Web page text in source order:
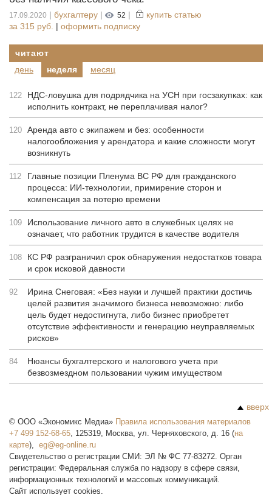
17.09.2020 | бухгалтеру | 52 |
купить статью
за 315 руб. | оформить подписку
читают
день
неделя месяц
122
НДС-ловушка для подрядчика на УСН при госзакупках: как
исполнить контракт, не переплачивая налог?
120 Аренда авто с экипажем и без: особенности
налогообложения у арендатора и какие сложности могут
возникнуть
112
Главные позиции Пленума ВС РФ для гражданского
процесса: ИИ-технологии, примирение сторон и
компенсация за потерю времени
109
Использование личного авто в служебных целях не
означает, что работник трудится в качестве водителя
108
КС РФ разграничил срок обнаружения недостатков товара
и срок исковой давности
92
Ирина Снеговая: «Без науки и лучшей практики достичь
целей развития значимого бизнеса невозможно: либо
цель будет недостигнута, либо бизнес приобретет
отсутствие эффективности и генерацию неуправляемых
рисков»
84
Нюансы бухгалтерского и налогового учета при
безвозмездном пользовании чужим имуществом
вверх
© ООО «Экономикс Медиа» Правила использования материалов
+7 499 152-68-65, 125319, Москва, ул. Черняховского, д. 16 (на
карте),
Свидетельство о регистрации СМИ: ЭЛ № ФС 77-83272. Орган
регистрации: Федеральная служба по надзору в сфере связи,
информационных технологий и массовых коммуникаций.
Сайт использует cookies.